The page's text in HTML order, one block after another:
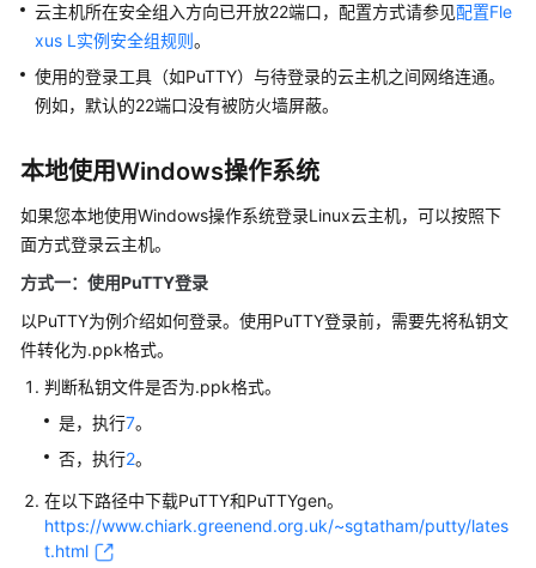
购
Flexus
L
例
远
程
Flexus
L
实
登
方
式
概
云主机所在安全组入方向已开放22端口，配置方式请参见配置Fle
xus L实例安全组规则。
使用的登录工具（如PuTTY）与待登录的云主机之间网络连通。
例如，默认的22端口没有被防火墙屏蔽。
本地使用Windows操作系统
如果您本地使用Windows操作系统登录Linux云主机，可以按照下
面方式登录云主机。
方式一：使用PuTTY登录
以PuTTY为例介绍如何登录。使用PuTTY登录前，需要先将私钥文
件转化为.ppk格式。
判断私钥文件是否为.ppk格式。
是，执行7。
否，执行2。
在以下路径中下载PuTTY和PuTTYgen。
https://www.chiark.greenend.org.uk/~sgtatham/putty/lates
t.html